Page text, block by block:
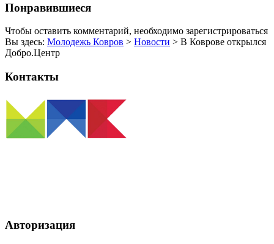
Понравившиеся
Чтобы оставить комментарий, необходимо зарегистрироваться
Вы здесь: Молодежь Ковров > Новости > В Коврове открылся
Добро.Центр
Контакты
Авторизация